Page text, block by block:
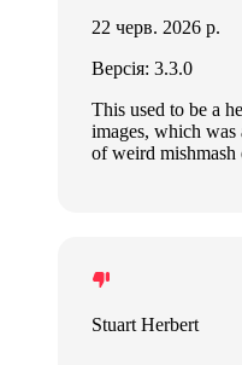
22 черв. 2026 р.
Версія: 3.3.0
This used to be a
images, which
of weird mishmash
Stuart Herbert